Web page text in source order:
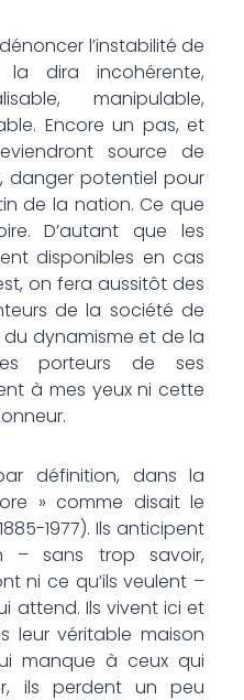
l’instabilité de
dira incohérente,
manipulable,
Encore un pas, et
source de
danger potentiel pour
de la nation. Ce que
D’autant que les
disponibles en cas
on fera aussitôt des
de la société de
dynamisme et de la
porteurs de ses
à mes yeux ni cette
définition, dans la
» comme disait le
1977). Ils anticipent
– sans trop savoir,
ni ce qu’ils veulent –
attend. Ils vivent ici et
leur véritable maison
manque à ceux qui
ils perdent un peu